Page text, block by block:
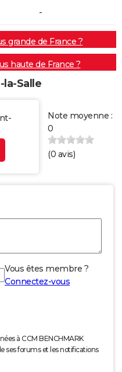
-
grande de France ?
haute de France ?
Salle
Note moyenne :
0
(0 avis)
Vous êtes membre ?
Connectez-vous
à CCM BENCHMARK
ses forums et les notifications